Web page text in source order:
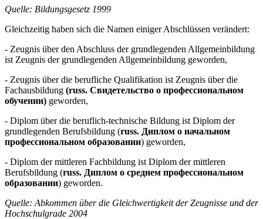
Quelle: Bildungsgesetz 1999
Gleichzeitig haben sich die Namen einiger Abschlüssen verändert:
- Zeugnis über den Abschluss der grundlegenden Allgemeinbildung
ist Zeugnis der grundlegenden Allgemeinbildung geworden,
- Zeugnis über die berufliche Qualifikation ist Zeugnis über die
Fachausbildung (russ. Свидетельство о профессиональном
обучении) geworden,
- Diplom über die beruflich-technische Bildung ist Diplom der
grundlegenden Berufsbildung (russ. Диплом о начальном
профессиональном образовании) geworden,
- Diplom der mittleren Fachbildung ist Diplom der mittleren
Berufsbildung (russ. Диплом о среднем профессиональном
образовании) geworden.
Quelle: Abkommen über die Gleichwertigkeit der Zeugnisse und der
Hochschulgrade 2004